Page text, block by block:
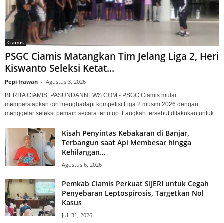
Ciamis
PSGC Ciamis Matangkan Tim Jelang Liga 2, Heri
Kiswanto Seleksi Ketat...
Pepi Irawan - Agustus 3, 2026
BERITA CIAMIS, PASUNDANNEWS.COM - PSGC Ciamis mulai
mempersiapkan diri menghadapi kompetisi Liga 2 musim 2026 dengan
menggelar seleksi pemain secara tertutup. Langkah tersebut dilakukan untuk...
Kisah Penyintas Kebakaran di Banjar,
Terbangun saat Api Membesar hingga
Kehilangan...
Agustus 6, 2026
Pemkab Ciamis Perkuat SIJERI untuk Cegah
Penyebaran Leptospirosis, Targetkan Nol
Kasus
Juli 31, 2026